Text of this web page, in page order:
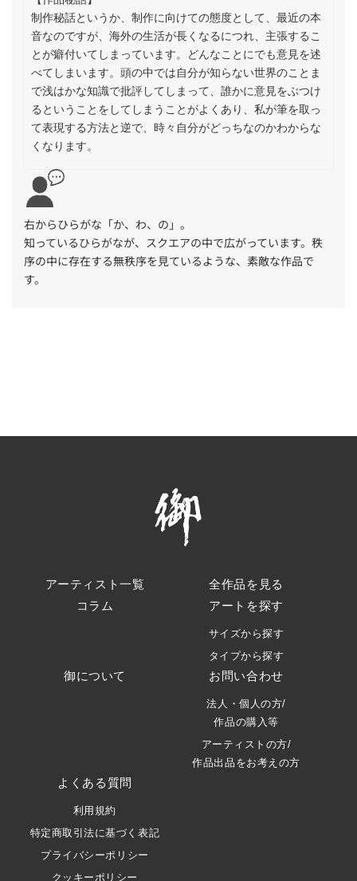
制作秘話というか、制作に向けての態度として、最近の本
音なのですが、海外の生活が長くなるにつれ、主張するこ
とが癖付いてしまっています。どんなことにでも意見を述
べてしまいます。頭の中では自分が知らない世界のことま
で浅はかな知識で批評してしまって、誰かに意見をぶつけ
るということをしてしまうことがよくあり、私が筆を取っ
て表現する方法と逆で、時々自分がどっちなのかわからな
くなります。
右からひらがな「か、わ、の」。
知っているひらがなが、スクエアの中で広がっています。秩
序の中に存在する無秩序を見ているような、素敵な作品で
す。
アーティスト一覧
全作品を見る
コラム
アートを探す
サイズから探す
タイプから探す
御について お問い合わせ
法人・個人の方/
作品の購入等
アーティストの方/
作品出品をお考えの方
よくある質問
利用規約
特定商取引法に基づく表記
プライバシーポリシー
クッキーポリシー